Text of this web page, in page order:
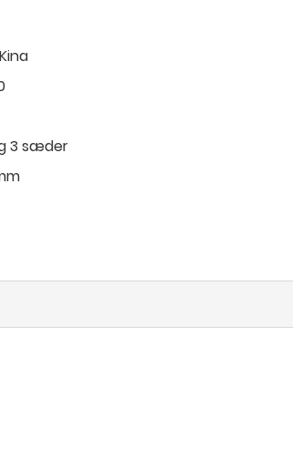
Kina
3 sæder